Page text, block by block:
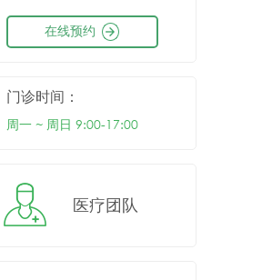
在线预约
门诊时间：
周一 ~ 周日 9:00-17:00
医疗团队